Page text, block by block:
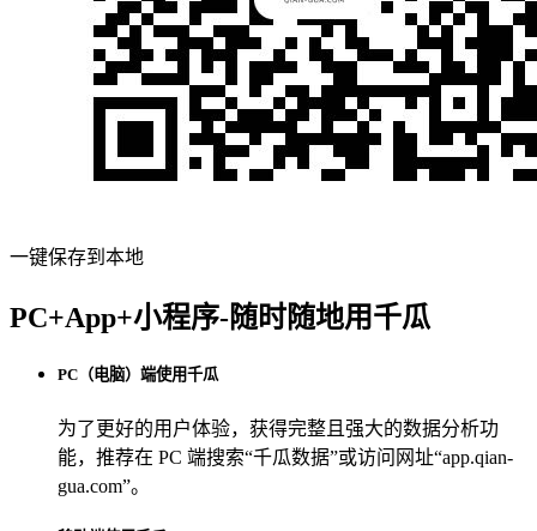
一键保存到本地
PC+App+小程序-随时随地用千瓜
PC（电脑）端使用千瓜
为了更好的用户体验，获得完整且强大的数据分析功
能，推荐在 PC 端搜索“千瓜数据”或访问网址“app.qian-
gua.com”。